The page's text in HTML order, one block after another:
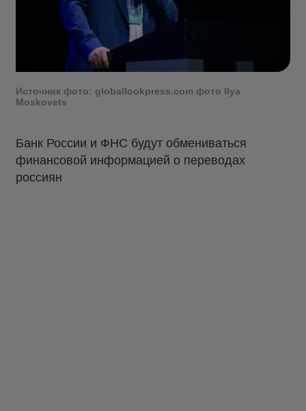
Источник фото: globallookpress.com фото Ilya
Moskovets
Банк России и ФНС будут обмениваться
финансовой информацией о переводах
россиян